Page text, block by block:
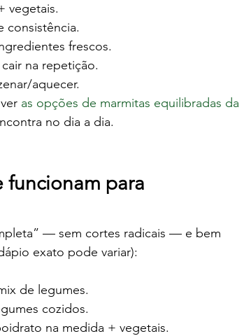
vegetais.
consistência.
frescos.
na repetição.
aquecer.
as opções de marmitas equilibradas da
no dia a dia.
funcionam para
— sem cortes radicais — e bem
exato pode variar):
de legumes.
cozidos.
na medida + vegetais.